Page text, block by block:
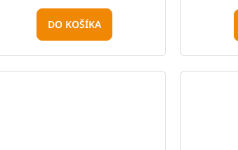
DO KOŠÍKA